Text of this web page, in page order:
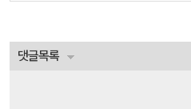
댓글목록